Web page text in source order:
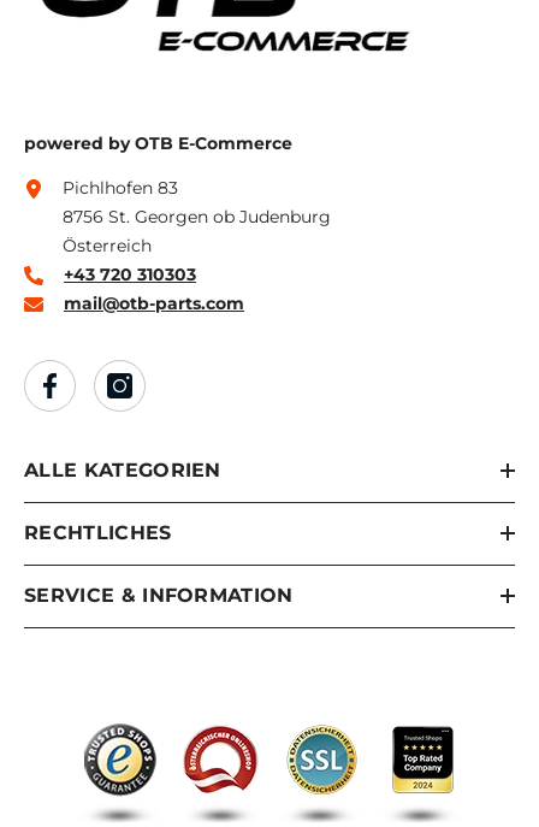
powered by OTB E-Commerce
Pichlhofen 83
8756 St. Georgen ob Judenburg
Österreich
+43 720 310303
mail@otb-parts.com
ALLE KATEGORIEN
RECHTLICHES
SERVICE & INFORMATION